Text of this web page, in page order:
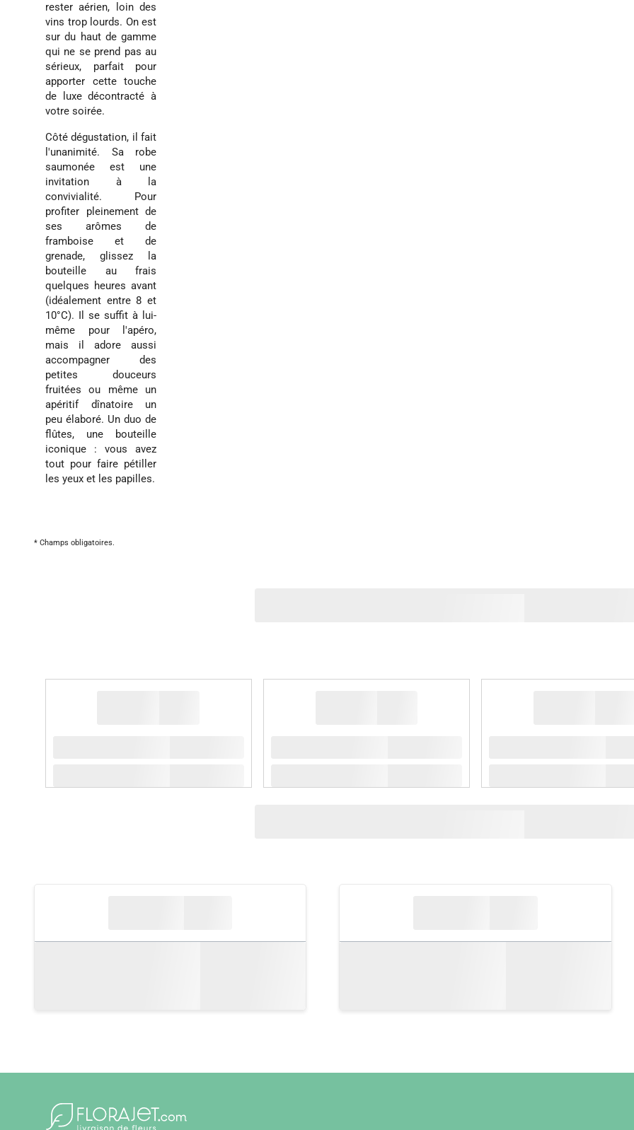
rester aérien, loin des
vins trop lourds. On est
sur du haut de gamme
qui ne se prend pas au
sérieux, parfait pour
apporter cette touche
de luxe décontracté à
votre soirée.
Côté dégustation, il fait
l'unanimité. Sa robe
saumonée est une
invitation à la
convivialité. Pour
profiter pleinement de
ses arômes de
framboise et de
grenade, glissez la
bouteille au frais
quelques heures avant
(idéalement entre 8 et
10°C). Il se suffit à lui-
même pour l'apéro,
mais il adore aussi
accompagner des
petites douceurs
fruitées ou même un
apéritif dînatoire un
peu élaboré. Un duo de
flûtes, une bouteille
iconique : vous avez
tout pour faire pétiller
les yeux et les papilles.
* Champs obligatoires.